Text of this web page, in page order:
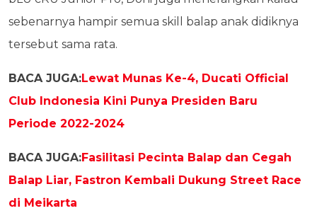
sebenarnya hampir semua skill balap anak didiknya
tersebut sama rata.
BACA JUGA:Lewat Munas Ke-4, Ducati Official
Club Indonesia Kini Punya Presiden Baru
Periode 2022-2024
BACA JUGA:Fasilitasi Pecinta Balap dan Cegah
Balap Liar, Fastron Kembali Dukung Street Race
di Meikarta